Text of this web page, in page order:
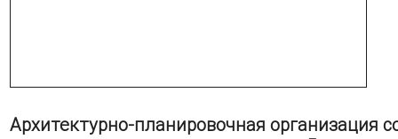
Архитектурно-планировочная организация